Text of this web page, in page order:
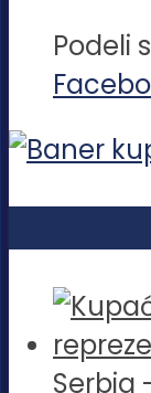
Podeli
Serbia